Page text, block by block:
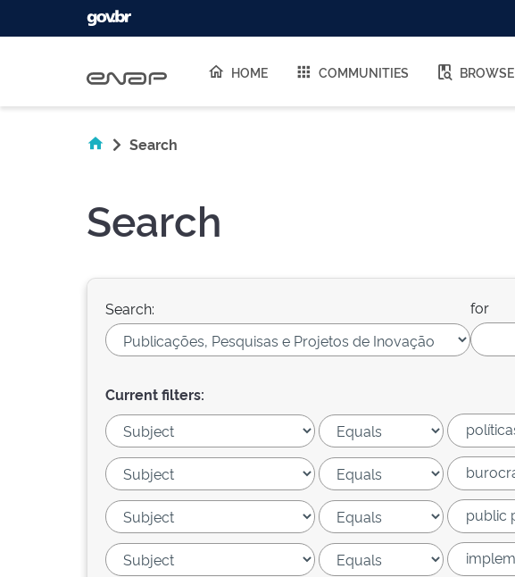
HOME COMMUNITIES BROWSE
Search
Search
Search: for
Current filters: